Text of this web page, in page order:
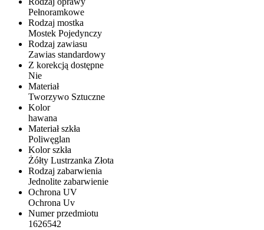
Pełnoramkowe
Rodzaj mostka
Mostek Pojedynczy
Rodzaj zawiasu
Zawias standardowy
Z korekcją dostępne
Nie
Materiał
Tworzywo Sztuczne
Kolor
hawana
Materiał szkła
Poliwęglan
Kolor szkła
Żółty Lustrzanka Złota
Rodzaj zabarwienia
Jednolite zabarwienie
Ochrona UV
Ochrona Uv
Numer przedmiotu
1626542